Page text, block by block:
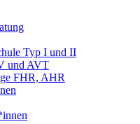
Typ I und II
und AVT
FHR, AHR